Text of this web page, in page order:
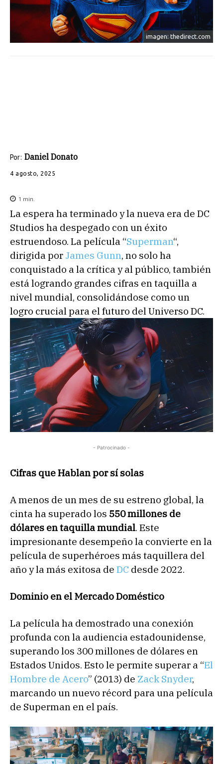
imagen: thedirect.com
Por: Daniel Donato
4 agosto, 2025
1 min.
La espera ha terminado y la nueva era de DC
Studios ha despegado con un éxito
estruendoso. La película “Superman“,
dirigida por James Gunn, no solo ha
conquistado a la crítica y al público, también
está logrando grandes cifras en taquilla a
nivel mundial, consolidándose como un
logro crucial para el futuro del Universo DC.
- Patrocinado -
Cifras que Hablan por sí solas
A menos de un mes de su estreno global, la
cinta ha superado los 550 millones de
dólares en taquilla mundial. Este
impresionante desempeño la convierte en la
película de superhéroes más taquillera del
año y la más exitosa de DC desde 2022.
Dominio en el Mercado Doméstico
La película ha demostrado una conexión
profunda con la audiencia estadounidense,
superando los 300 millones de dólares en
Estados Unidos. Esto le permite superar a “El
Hombre de Acero” (2013) de Zack Snyder,
marcando un nuevo récord para una película
de Superman en el país.